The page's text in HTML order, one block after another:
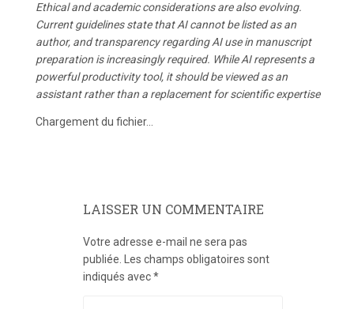
Ethical and academic considerations are also evolving.
Current guidelines state that AI cannot be listed as an
author, and transparency regarding AI use in manuscript
preparation is increasingly required. While AI represents a
powerful productivity tool, it should be viewed as an
assistant rather than a replacement for scientific expertise
Chargement du fichier...
LAISSER UN COMMENTAIRE
Votre adresse e-mail ne sera pas
publiée.
Les champs obligatoires sont
indiqués avec*